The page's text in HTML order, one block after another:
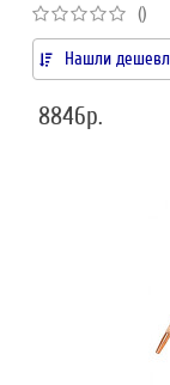
()
Нашли
8846р.